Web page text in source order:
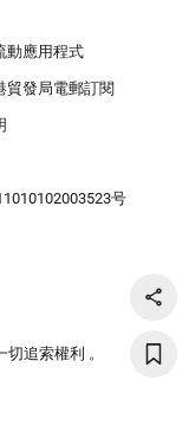
動應用程式
貿發局電郵訂閱
号
追索權利 。